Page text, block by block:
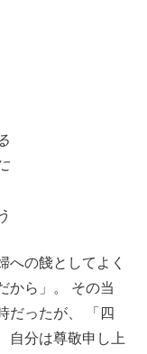
への餞としてよく
から」。 その当
だったが、 「四
自分は尊敬申し上